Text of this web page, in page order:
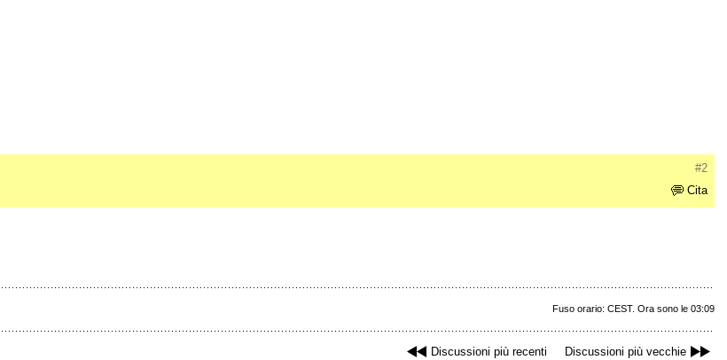
#2
Cita
Fuso orario: CEST. Ora sono le 03:09
Discussioni più recenti Discussioni più vecchie